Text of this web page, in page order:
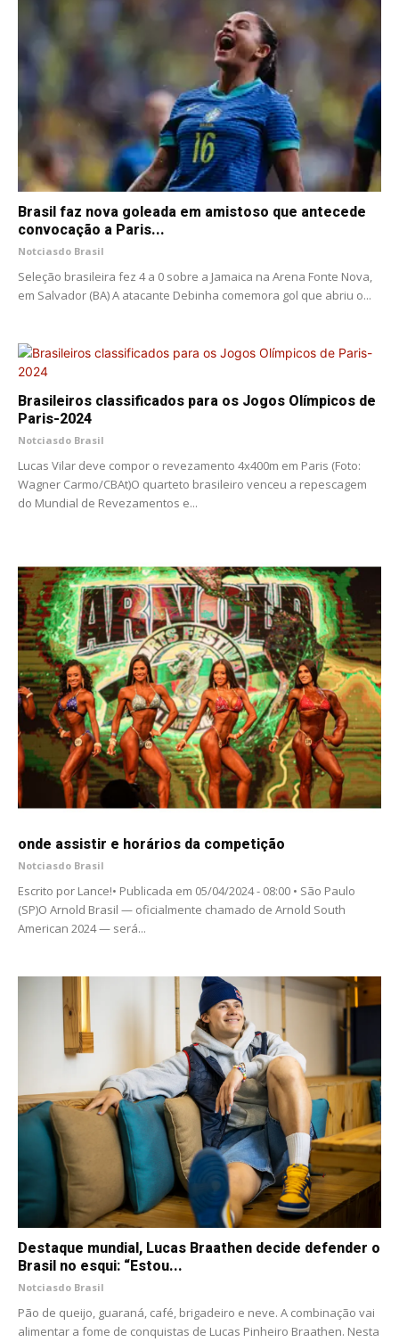
Brasil faz nova goleada em amistoso que antecede
convocação a Paris...
Notciasdo Brasil
Seleção brasileira fez 4 a 0 sobre a Jamaica na Arena Fonte Nova,
em Salvador (BA) A atacante Debinha comemora gol que abriu o...
Brasileiros classificados para os Jogos Olímpicos de
Paris-2024
Notciasdo Brasil
Lucas Vilar deve compor o revezamento 4x400m em Paris (Foto:
Wagner Carmo/CBAt)O quarteto brasileiro venceu a repescagem
do Mundial de Revezamentos e...
onde assistir e horários da competição
Notciasdo Brasil
Escrito por Lance!• Publicada em 05/04/2024 - 08:00 • São Paulo
(SP)O Arnold Brasil — oficialmente chamado de Arnold South
American 2024 — será...
Destaque mundial, Lucas Braathen decide defender o
Brasil no esqui: “Estou...
Notciasdo Brasil
Pão de queijo, guaraná, café, brigadeiro e neve. A combinação vai
alimentar a fome de conquistas de Lucas Pinheiro Braathen. Nesta